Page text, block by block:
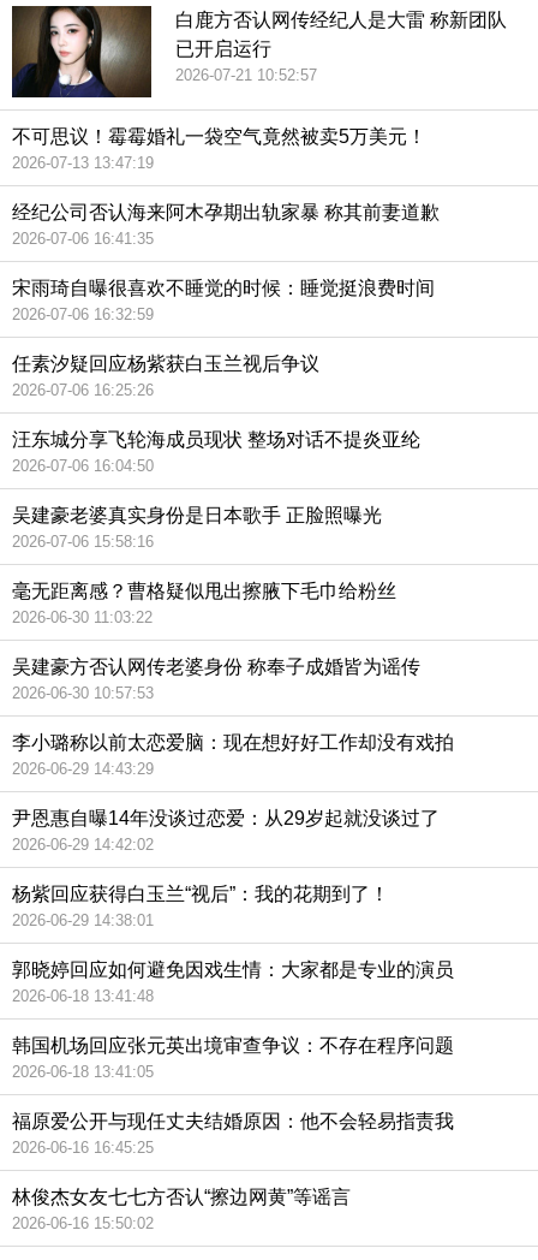
白鹿方否认网传经纪人是大雷 称新团队
已开启运行
2026-07-21 10:52:57
不可思议！霉霉婚礼一袋空气竟然被卖5万美元！
2026-07-13 13:47:19
经纪公司否认海来阿木孕期出轨家暴 称其前妻道歉
2026-07-06 16:41:35
宋雨琦自曝很喜欢不睡觉的时候：睡觉挺浪费时间
2026-07-06 16:32:59
任素汐疑回应杨紫获白玉兰视后争议
2026-07-06 16:25:26
汪东城分享飞轮海成员现状 整场对话不提炎亚纶
2026-07-06 16:04:50
吴建豪老婆真实身份是日本歌手 正脸照曝光
2026-07-06 15:58:16
毫无距离感？曹格疑似甩出擦腋下毛巾给粉丝
2026-06-30 11:03:22
吴建豪方否认网传老婆身份 称奉子成婚皆为谣传
2026-06-30 10:57:53
李小璐称以前太恋爱脑：现在想好好工作却没有戏拍
2026-06-29 14:43:29
尹恩惠自曝14年没谈过恋爱：从29岁起就没谈过了
2026-06-29 14:42:02
杨紫回应获得白玉兰“视后”：我的花期到了！
2026-06-29 14:38:01
郭晓婷回应如何避免因戏生情：大家都是专业的演员
2026-06-18 13:41:48
韩国机场回应张元英出境审查争议：不存在程序问题
2026-06-18 13:41:05
福原爱公开与现任丈夫结婚原因：他不会轻易指责我
2026-06-16 16:45:25
林俊杰女友七七方否认“擦边网黄”等谣言
2026-06-16 15:50:02